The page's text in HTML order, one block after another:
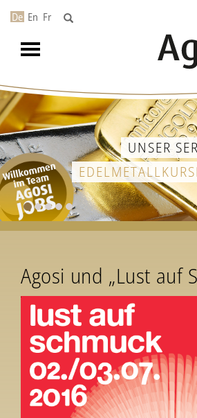
De En Fr
Toggle
navigation
UNSER
Agosi und „Lust auf